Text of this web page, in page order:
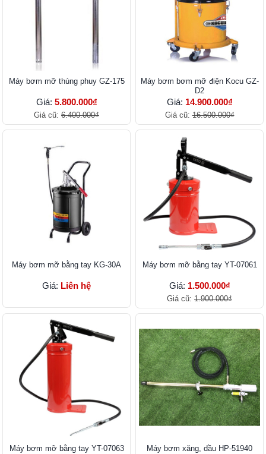
Máy bơm mỡ thùng phuy GZ-175
Giá: 5.800.000₫
Giá cũ: 6.400.000₫
Máy bơm bơm mỡ điện Kocu GZ-
D2
Giá: 14.900.000₫
Giá cũ:16.500.000₫
Máy bơm mỡ bằng tay KG-30A
Giá: Liên hệ
Máy bơm mỡ bằng tay YT-07061
Giá: 1.500.000₫
Giá cũ: 1.900.000₫
Máy bơm mỡ bằng tay YT-07063 Máy bơm xăng, dầu HP-51940